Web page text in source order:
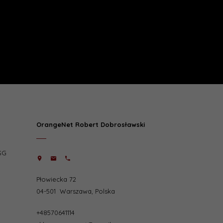
OrangeNet Robert Dobrosławski
Płowiecka 72
04-501 Warszawa Polska
+48570641114